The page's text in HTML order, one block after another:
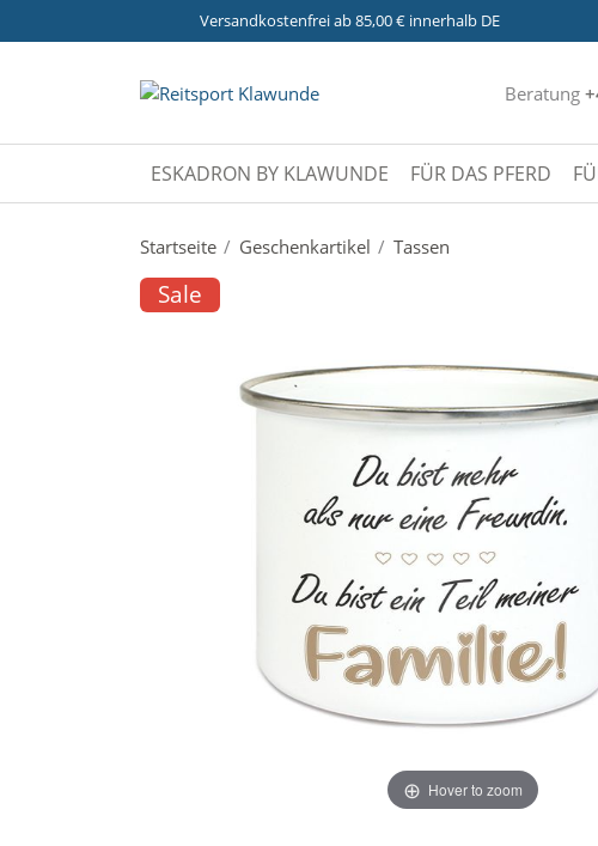
Versandkostenfrei ab 85,00 € innerhalb DE
Beratung
ESKADRON BY KLAWUNDE FÜR DAS PFERD
Startseite Geschenkartikel Tassen
Sale
Hover to zoom